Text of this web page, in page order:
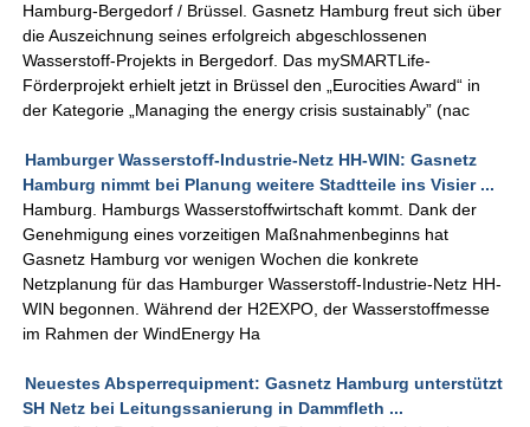
Hamburg-Bergedorf / Brüssel. Gasnetz Hamburg freut sich über
die Auszeichnung seines erfolgreich abgeschlossenen
Wasserstoff-Projekts in Bergedorf. Das mySMARTLife-
Förderprojekt erhielt jetzt in Brüssel den „Eurocities Award“ in
der Kategorie „Managing the energy crisis sustainably” (nac
Hamburger Wasserstoff-Industrie-Netz HH-WIN: Gasnetz
Hamburg nimmt bei Planung weitere Stadtteile ins Visier ...
Hamburg. Hamburgs Wasserstoffwirtschaft kommt. Dank der
Genehmigung eines vorzeitigen Maßnahmenbeginns hat
Gasnetz Hamburg vor wenigen Wochen die konkrete
Netzplanung für das Hamburger Wasserstoff-Industrie-Netz HH-
WIN begonnen. Während der H2EXPO, der Wasserstoffmesse
im Rahmen der WindEnergy Ha
Neuestes Absperrequipment: Gasnetz Hamburg unterstützt
SH Netz bei Leitungssanierung in Dammfleth ...